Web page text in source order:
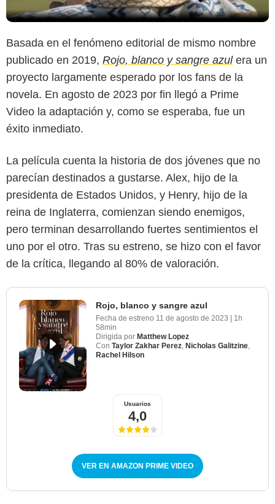
Basada en el fenómeno editorial de mismo nombre
publicado en 2019, Rojo, blanco y sangre azulera un
proyecto largamente esperado por los fans de la
novela. En agosto de 2023 por fin llegó a Prime
Video la adaptación y, como se esperaba, fue un
éxito inmediato.
La película cuenta la historia de dos jóvenes que no
parecían destinados a gustarse. Alex, hijo de la
presidenta de Estados Unidos, y Henry, hijo de la
reina de Inglaterra, comienzan siendo enemigos,
pero terminan desarrollando fuertes sentimientos el
uno por el otro. Tras su estreno, se hizo con el favor
de la crítica, llegando al 80% de valoración.
Rojo, blanco y sangre azul
Fecha de estreno 11 de agosto de 2023
1h
58min
Dirigida por Matthew Lopez
Con Taylor Zakhar Perez, Nicholas Galitzine,
Rachel Hilson
Usuarios
4,0
VER EN AMAZON PRIME VIDEO